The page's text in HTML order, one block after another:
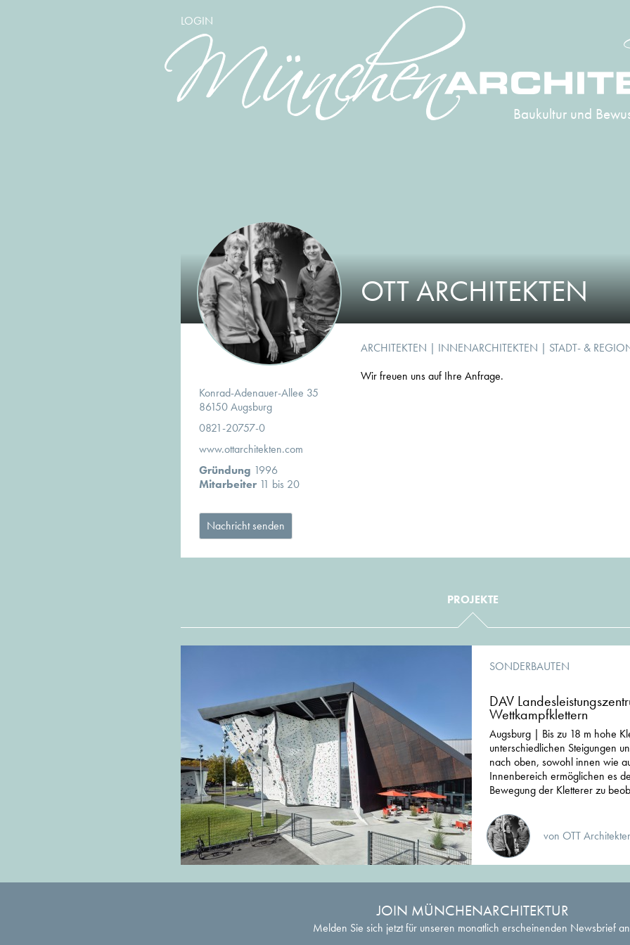
LOGIN
Baukultur und
OTT ARCHITEKTEN
Konrad-Adenauer-Allee 35
86150 Augsburg
0821-20757-0
www.ottarchitekten.com
Gründung 1996
Mitarbeiter 11 bis 20
Nachricht senden
ARCHITEKTEN | INNENARCHITEKTEN | STADT- &
Wir freuen uns auf Ihre Anfrage.
PROJEKTE
SONDERBAUTEN
DAV
Wettkampfklettern
Augsburg | Bis zu 18 m hohe
unterschiedlichen Steigungen
nach oben, sowohl innen wie
Innenbereich ermöglichen es
Bewegung der Kletterer zu
von OTT
JOIN MÜNCHENARCHITEKTUR
Melden Sie sich jetzt für unseren monatlich erscheinenden Newsbrief